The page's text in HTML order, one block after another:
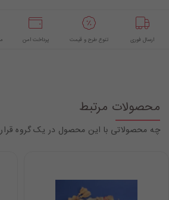
ارسال فوری تنوع طرح و قیمت پرداخت امن
محصولات مرتبط
چه محصولاتی با این محصول در یک گروه قرار